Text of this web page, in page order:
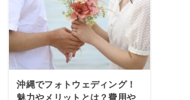
沖縄でフォトウェディング！
魅力やメリットとは？費用や